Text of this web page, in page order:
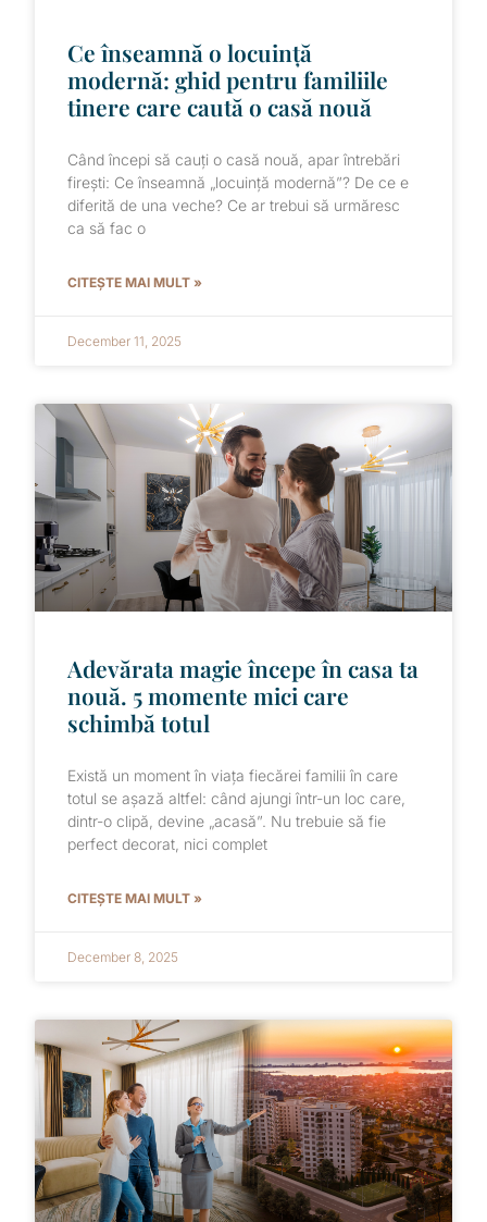
Ce înseamnă o locuință
modernă: ghid pentru familiile
tinere care caută o casă nouă
Când începi să cauți o casă nouă, apar întrebări
firești: Ce înseamnă „locuință modernă”? De ce e
diferită de una veche? Ce ar trebui să urmăresc
ca să fac o
CITEȘTE MAI MULT »
December 11, 2025
Adevărata magie începe în casa ta
nouă. 5 momente mici care
schimbă totul
Există un moment în viața fiecărei familii în care
totul se așază altfel: când ajungi într-un loc care,
dintr-o clipă, devine „acasă”. Nu trebuie să fie
perfect decorat, nici complet
CITEȘTE MAI MULT »
December 8, 2025